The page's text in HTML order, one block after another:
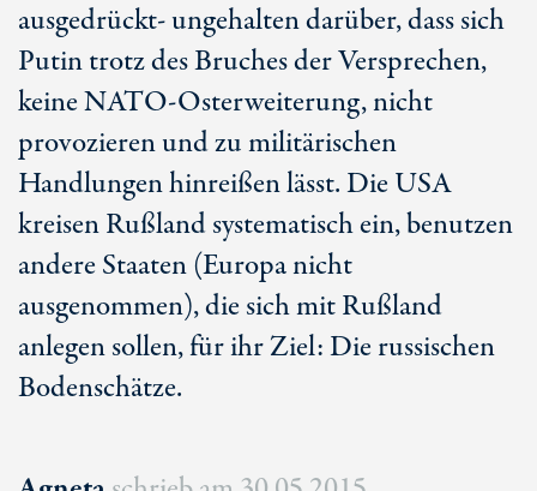
ausgedrückt- ungehalten darüber, dass sich
Putin trotz des Bruches der Versprechen,
keine NATO-Osterweiterung, nicht
provozieren und zu militärischen
Handlungen hinreißen lässt. Die USA
kreisen Rußland systematisch ein, benutzen
andere Staaten (Europa nicht
ausgenommen), die sich mit Rußland
anlegen sollen, für ihr Ziel: Die russischen
Bodenschätze.